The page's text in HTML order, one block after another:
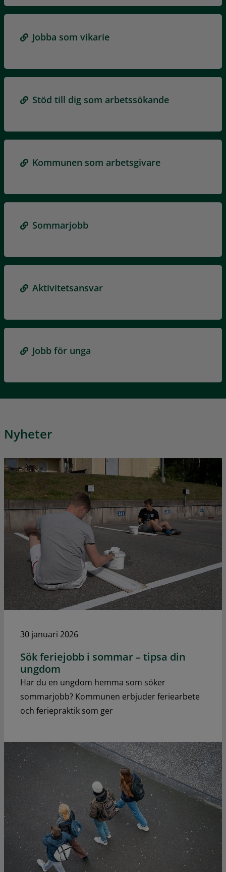
Jobba som vikarie
Stöd till dig som arbetssökande
Kommunen som arbetsgivare
Sommarjobb
Aktivitetsansvar
Jobb för unga
Nyheter
30 januari 2026
Sök feriejobb i sommar – tipsa din
ungdom
Har du en ungdom hemma som söker
sommarjobb? Kommunen erbjuder feriearbete
och feriepraktik som ger